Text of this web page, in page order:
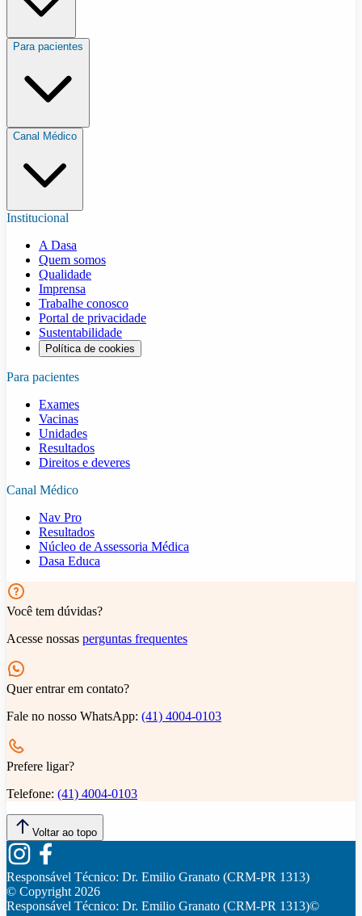
Para pacientes
Canal Médico
Institucional
A Dasa
Quem somos
Qualidade
Imprensa
Trabalhe conosco
Portal de privacidade
Sustentabilidade
Política de cookies
Para pacientes
Exames
Vacinas
Unidades
Resultados
Direitos e deveres
Canal Médico
Nav Pro
Resultados
Núcleo de Assessoria Médica
Dasa Educa
Você tem dúvidas?
Acesse nossas perguntas frequentes
Quer entrar em contato?
Fale no nosso WhatsApp: (41) 4004-0103
Prefere ligar?
Telefone: (41) 4004-0103
Voltar ao topo
Responsável Técnico: Dr. Emilio Granato (CRM-PR 1313)
© Copyright2026
Responsável Técnico: Dr. Emilio Granato (CRM-PR 1313)©